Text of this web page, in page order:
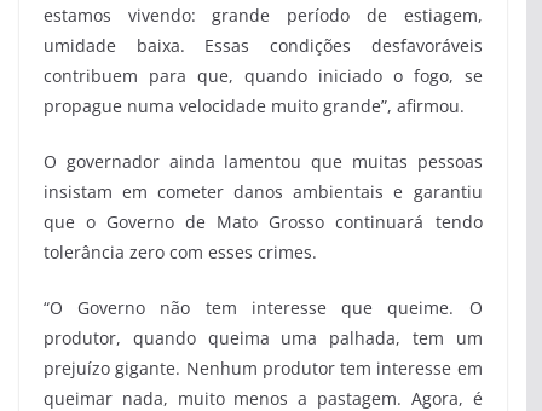
estamos vivendo: grande período de estiagem,
umidade baixa. Essas condições desfavoráveis
contribuem para que, quando iniciado o fogo, se
propague numa velocidade muito grande”, afirmou.
O governador ainda lamentou que muitas pessoas
insistam em cometer danos ambientais e garantiu
que o Governo de Mato Grosso continuará tendo
tolerância zero com esses crimes.
“O Governo não tem interesse que queime. O
produtor, quando queima uma palhada, tem um
prejuízo gigante. Nenhum produtor tem interesse em
queimar nada, muito menos a pastagem. Agora, é